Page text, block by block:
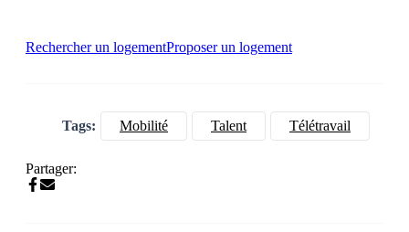
Rechercher un logementProposer un logement
Tags: Mobilité Talent Télétravail
Partager: